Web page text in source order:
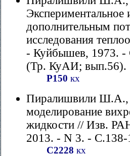
Экспериментальное
дополнительным
исследования
- Куйбышев, 1973. -
(Тр. КуАИ; вып.56).
Р150 кх
Пиралишвили Ш.А.,
моделирование
жидкости // Изв.
2013. - N 3. - С.138-
С2228 кх